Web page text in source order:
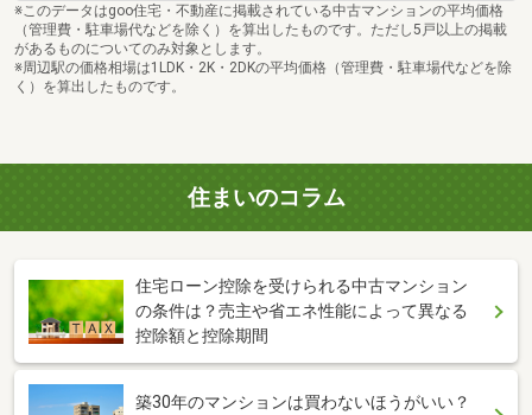
※このデータはgoo住宅・不動産に掲載されている中古マンションの平均価格
（管理費・駐車場代などを除く）を算出したものです。ただし5戸以上の掲載
があるものについてのみ対象とします。
※周辺駅の価格相場は1LDK・2K・2DKの平均価格（管理費・駐車場代などを除
く）を算出したものです。
住まいのコラム
住宅ローン控除を受けられる中古マンション
の条件は？売主や省エネ性能によって異なる
控除額と控除期間
築30年のマンションは買わないほうがいい？